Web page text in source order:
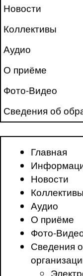
Новости
Коллективы
Аудио
О приёме
Фото-Видео
Сведения об
Главная
Новости
Коллективы
Аудио
О приёме
Фото-
Сведения